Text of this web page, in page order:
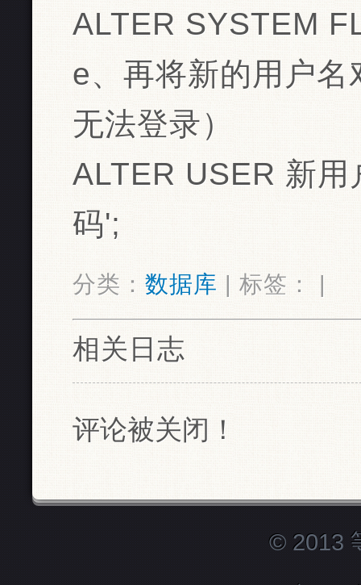
ALTER SYSTEM
e、再将新的用户
无法登录）
ALTER USER 新
码';
分类： 数据库 | 标签： |
相关日志
评论被关闭！
© 2013